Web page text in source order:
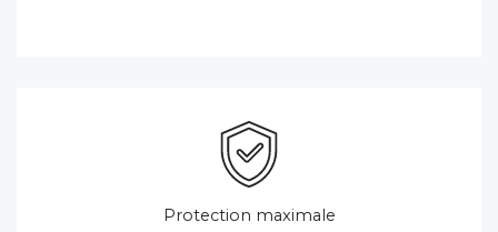
Protection maximale